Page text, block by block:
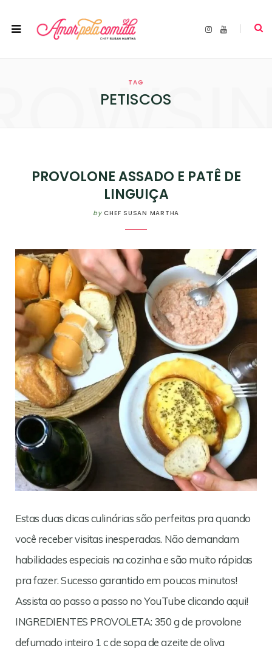
I
Y
TAG
PETISCOS
PROVOLONE ASSADO E PATÊ DE
LINGUIÇA
by CHEF SUSAN MARTHA
Estas duas dicas culinárias são perfeitas pra quando
você receber visitas inesperadas. Não demandam
habilidades especiais na cozinha e são muito rápidas
pra fazer. Sucesso garantido em poucos minutos!
Assista ao passo a passo no YouTube clicando aqui!
INGREDIENTES PROVOLETA: 350 g de provolone
defumado inteiro 1 c de sopa de azeite de oliva